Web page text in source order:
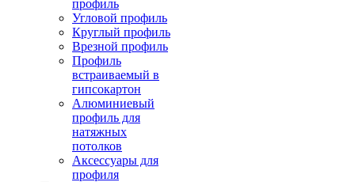
профиль
Угловой профиль
Круглый профиль
Врезной профиль
Профиль
встраиваемый в
гипсокартон
Алюминиевый
профиль для
натяжных
потолков
Аксессуары для
профиля